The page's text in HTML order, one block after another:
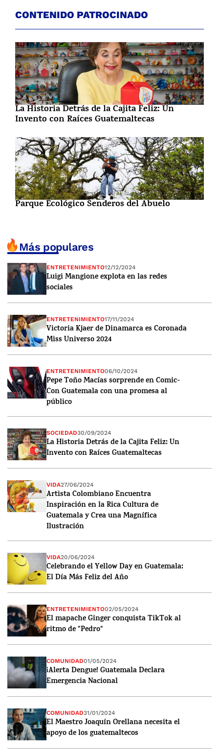
CONTENIDO PATROCINADO
La Historia Detrás de la Cajita Feliz: Un
Invento con Raíces Guatemaltecas
Parque Ecológico Senderos del Abuelo
Más populares
ENTRETENIMIENTO12/12/2024
Luigi Mangione explota en las redes
sociales
ENTRETENIMIENTO17/11/2024
Victoria Kjaer de Dinamarca es Coronada
Miss Universo 2024
ENTRETENIMIENTO06/10/2024
Pepe Toño Macías sorprende en Comic-
Con Guatemala con una promesa al
público
SOCIEDAD30/09/2024
La Historia Detrás de la Cajita Feliz: Un
Invento con Raíces Guatemaltecas
VIDA27/06/2024
Artista Colombiano Encuentra
Inspiración en la Rica Cultura de
Guatemala y Crea una Magnífica
Ilustración
VIDA20/06/2024
Celebrando el Yellow Day en Guatemala:
El Día Más Feliz del Año
ENTRETENIMIENTO02/05/2024
El mapache Ginger conquista TikTok al
ritmo de "Pedro"
COMUNIDAD01/05/2024
¡Alerta Dengue! Guatemala Declara
Emergencia Nacional
COMUNIDAD31/01/2024
El Maestro Joaquín Orellana necesita el
apoyo de los guatemaltecos